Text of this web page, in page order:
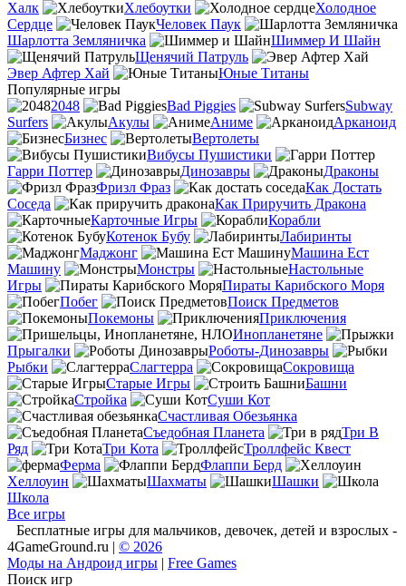
Халк
Хлебоутки
Холодное
Сердце
Человек Паук
Шарлотта Земляничка
Шиммер И Шайн
Щенячий Патруль
Эвер Афтер Хай
Юные Титаны
Популярные игры
2048
Bad Piggies
Subway
Surfers
Акулы Аниме
Арканоид
Бизнес
Вертолеты
Вибусы Пушистики
Гарри Поттер
Динозавры
Драконы
Фризл Фраз
Как Достать
Соседа
Как Приручить Дракона
Карточные Игры
Корабли
Котенок Бубу
Лабиринты
Маджонг
Машина Ест
Машину
Монстры
Настольные
Игры
Пираты Карибского Моря
Побег
Поиск Предметов
Покемоны
Приключения
Инопланетяне
Прыгалки
Роботы-Динозавры
Рыбки
Слагтерра
Сокровища
Старые Игры
Башни
Стройка
Суши Кот
Счастливая Обезьянка
Съедобная Планета
Три В
Ряд
Три Кота
Троллфейс Квест
Ферма
Флаппи Берд
Хеллоуин
Шахматы
Шашки
Школа
Все игры
Бесплатные игры для мальчиков, девочек, детей и взрослых -
4GameGround.ru | © 2026
Моды на Андроид игры | Free Games
Поиск игр